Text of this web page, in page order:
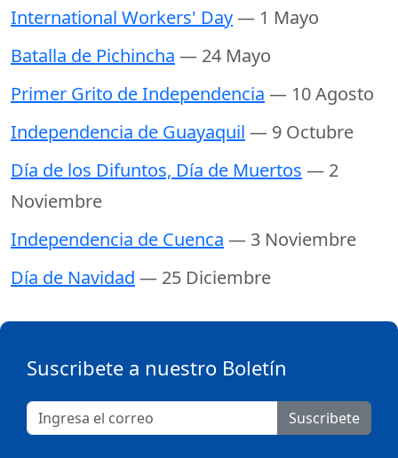
International Workers' Day— 1 Mayo
Batalla de Pichincha — 24 Mayo
Primer Grito de Independencia — 10 Agosto
Independencia de Guayaquil — 9 Octubre
Día de los Difuntos, Día de Muertos — 2
Noviembre
Independencia de Cuenca — 3 Noviembre
Día de Navidad — 25 Diciembre
Suscribete a nuestro Boletín
Suscribete